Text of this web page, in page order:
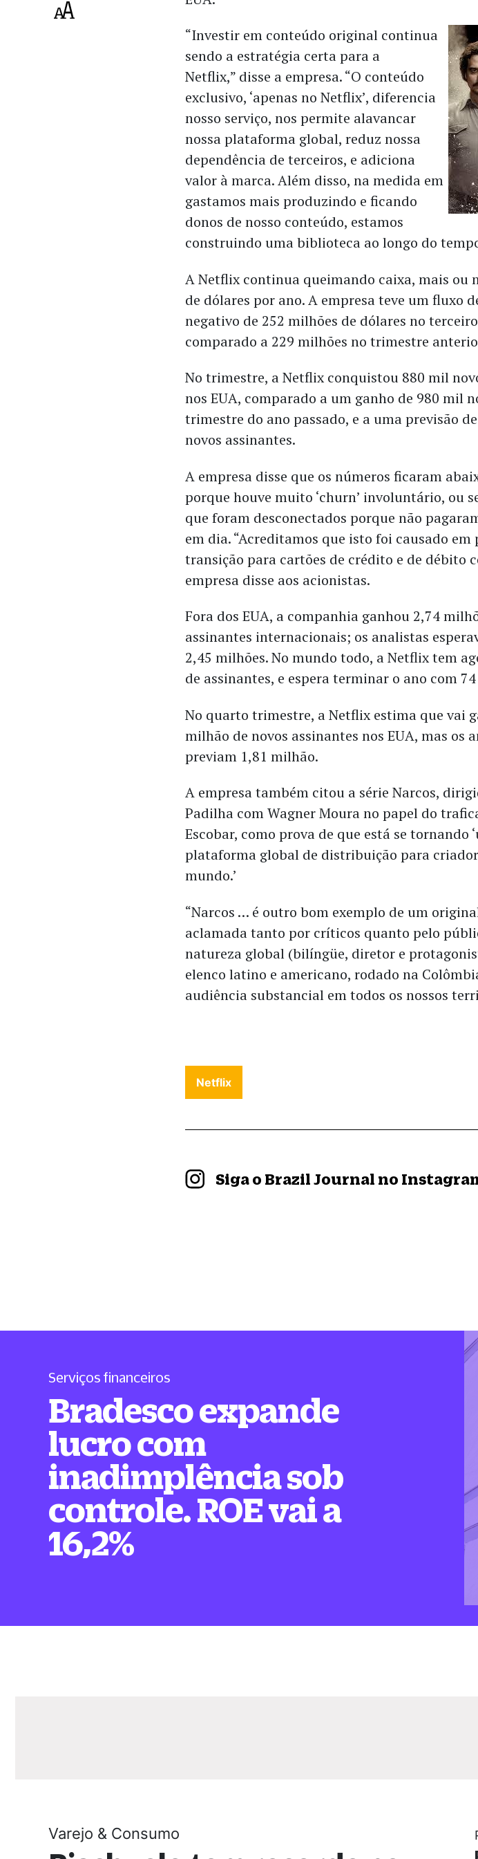
“Investir em conteúdo original continua
sendo a estratégia certa para a
Netflix,” disse a empresa. “O conteúdo
exclusivo, ‘apenas no Netflix’, diferencia
nosso serviço, nos permite alavancar
nossa plataforma global, reduz nossa
dependência de terceiros, e adiciona
valor à marca. Além disso, na medida em
gastamos mais produzindo e ficando
donos de nosso conteúdo, estamos
construindo uma biblioteca ao longo do
A Netflix continua queimando caixa, mais ou
de dólares por ano. A empresa teve um fluxo
negativo de 252 milhões de dólares no
comparado a 229 milhões no trimestre
No trimestre, a Netflix conquistou 880 mil
nos EUA, comparado a um ganho de 980 mil
trimestre do ano passado, e a uma previsão
novos assinantes.
A empresa disse que os números ficaram
porque houve muito ‘churn’ involuntário, ou
que foram desconectados porque não
em dia. “Acreditamos que isto foi causado em
transição para cartões de crédito e de débito
empresa disse aos acionistas.
Fora dos EUA, a companhia ganhou 2,74
assinantes internacionais; os analistas
2,45 milhões. No mundo todo, a Netflix tem
de assinantes, e espera terminar o ano com
No quarto trimestre, a Netflix estima que vai
milhão de novos assinantes nos EUA, mas os
previam 1,81 milhão.
A empresa também citou a série Narcos,
Padilha com Wagner Moura no papel do
Escobar, como prova de que está se tornando
plataforma global de distribuição para
mundo.’
“Narcos … é outro bom exemplo de um
aclamada tanto por críticos quanto pelo
natureza global (bilíngüe, diretor e
elenco latino e americano, rodado na
audiência substancial em todos os nossos
Netflix
Siga o Brazil Journal no
Serviços financeiros
Bradesco expande
lucro com
inadimplência sob
controle. ROE vai a
16,2%
Varejo & Consumo